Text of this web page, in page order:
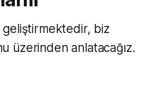
geliştirmektedir, biz
üzerinden anlatacağız.